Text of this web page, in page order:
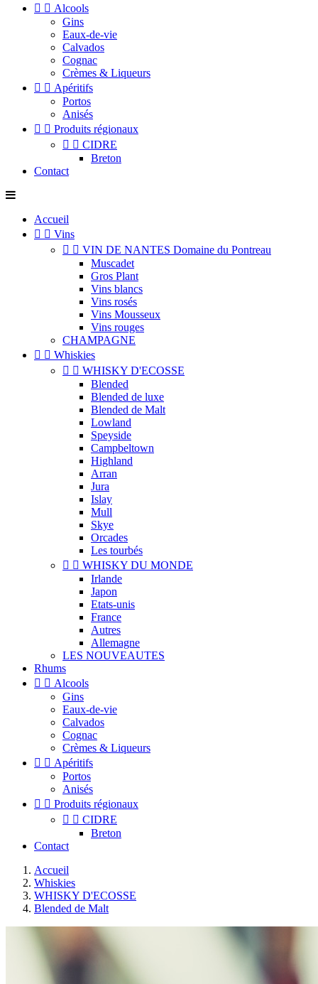
  Alcools
Gins
Eaux-de-vie
Calvados
Cognac
Crèmes & Liqueurs
  Apéritifs
Portos
Anisés
  Produits régionaux
  CIDRE
Breton
Contact
Accueil
  Vins
  VIN DE NANTES Domaine du Pontreau
Muscadet
Gros Plant
Vins blancs
Vins rosés
Vins Mousseux
Vins rouges
CHAMPAGNE
  Whiskies
  WHISKY D'ECOSSE
Blended
Blended de luxe
Blended de Malt
Lowland
Speyside
Campbeltown
Highland
Arran
Jura
Islay
Mull
Skye
Orcades
Les tourbés
  WHISKY DU MONDE
Irlande
Japon
Etats-unis
France
Autres
Allemagne
LES NOUVEAUTES
Rhums
  Alcools
Gins
Eaux-de-vie
Calvados
Cognac
Crèmes & Liqueurs
  Apéritifs
Portos
Anisés
  Produits régionaux
  CIDRE
Breton
Contact
Accueil
Whiskies
WHISKY D'ECOSSE
Blended de Malt